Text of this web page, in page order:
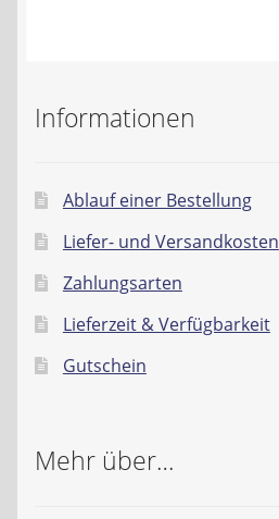
Widerrufsbelehrung
Datenschutzerklärung
Impressum
Informationen
Ablauf einer Bestellung
Liefer- und Versandkosten
Zahlungsarten
Lieferzeit & Verfügbarkeit
Gutschein
Mehr über…